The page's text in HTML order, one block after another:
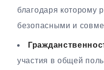
благодаря которому
безопасными и
участия в общей